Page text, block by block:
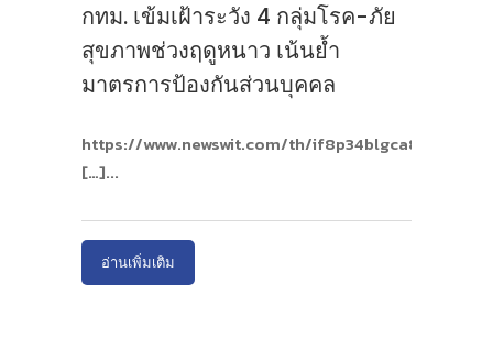
กทม. เข้มเฝ้าระวัง 4 กลุ่มโรค-ภัย
สุขภาพช่วงฤดูหนาว เน้นย้ำ
มาตรการป้องกันส่วนบุคคล
https://www.newswit.com/th/if8p34blgca8c
[…]
อ่านเพิ่มเติม